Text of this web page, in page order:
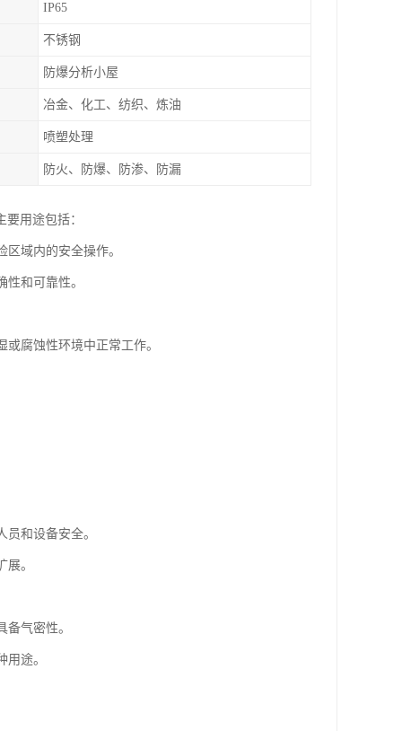
IP65
不锈钢
防爆分析小屋
冶金、化工、纺织、炼油
喷塑处理
防火、防爆、防渗、防漏
用途包括：
域内的安全操作。
和可靠性。
腐蚀性环境中正常工作。
和设备安全。
。
气密性。
途。